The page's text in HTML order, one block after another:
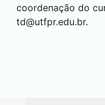
coordenação do
td@utfpr.edu.br.